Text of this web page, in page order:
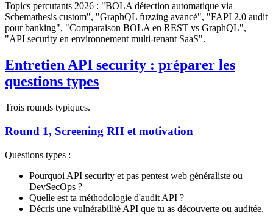
Topics percutants 2026 : "BOLA détection automatique via
Schemathesis custom", "GraphQL fuzzing avancé", "FAPI 2.0 audit
pour banking", "Comparaison BOLA en REST vs GraphQL",
"API security en environnement multi-tenant SaaS".
Entretien API security : préparer les
questions types
Trois rounds typiques.
Round 1, Screening RH et motivation
Questions types :
Pourquoi API security et pas pentest web généraliste ou
DevSecOps ?
Quelle est ta méthodologie d'audit API ?
Décris une vulnérabilité API que tu as découverte ou auditée.